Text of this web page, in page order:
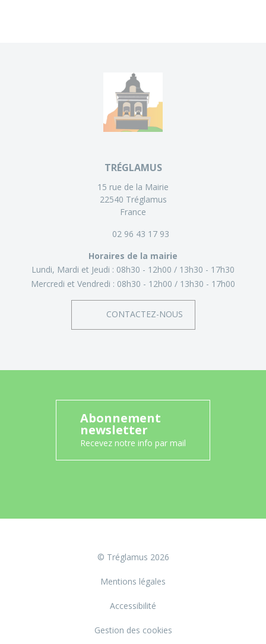
TRÉGLAMUS
15 rue de la Mairie
22540 Tréglamus
France
02 96 43 17 93
Horaires de la mairie
Lundi, Mardi et Jeudi : 08h30 - 12h00
13h30 - 17h30
Mercredi et Vendredi : 08h30 - 12h00 13h30 - 17h00
CONTACTEZ-NOUS
Abonnement
newsletter
Recevez notre info par mail
© Tréglamus 2026
Mentions légales
Accessibilité
Gestion des cookies